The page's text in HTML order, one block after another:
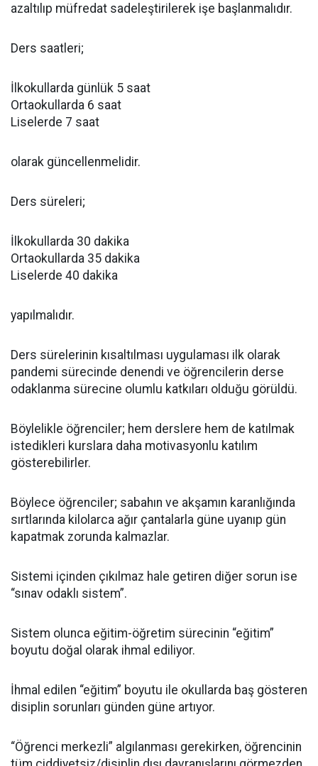
azaltılıp müfredat sadeleştirilerek işe başlanmalıdır.
Ders saatleri;
İlkokullarda günlük 5 saat
Ortaokullarda 6 saat
Liselerde 7 saat
olarak güncellenmelidir.
Ders süreleri;
İlkokullarda 30 dakika
Ortaokullarda 35 dakika
Liselerde 40 dakika
yapılmalıdır.
Ders sürelerinin kısaltılması uygulaması ilk olarak
pandemi sürecinde denendi ve öğrencilerin derse
odaklanma sürecine olumlu katkıları olduğu görüldü.
Böylelikle öğrenciler; hem derslere hem de katılmak
istedikleri kurslara daha motivasyonlu katılım
gösterebilirler.
Böylece öğrenciler; sabahın ve akşamın karanlığında
sırtlarında kilolarca ağır çantalarla güne uyanıp gün
kapatmak zorunda kalmazlar.
Sistemi içinden çıkılmaz hale getiren diğer sorun ise
“sınav odaklı sistem”.
Sistem olunca eğitim-öğretim sürecinin “eğitim”
boyutu doğal olarak ihmal ediliyor.
İhmal edilen “eğitim” boyutu ile okullarda baş gösteren
disiplin sorunları günden güne artıyor.
“Öğrenci merkezli” algılanması gerekirken, öğrencinin